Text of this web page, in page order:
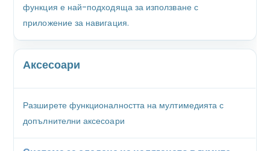
функция е най-подходяща за използване с
приложение за навигация.
Аксесоари
Разширете функционалността на мултимедията с
допълнителни аксесоари